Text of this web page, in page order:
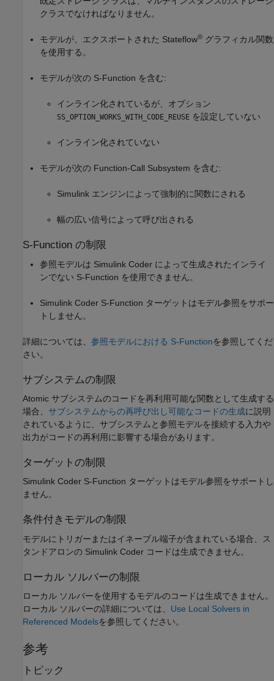
クラスでなければなりません。
モデルが、エクスポートされた Stateflow® グラフィカル関数
を使用する。
モデルが次の S-Function を含む:
インライン化されているが、オプション
SS_OPTION_WORKS_WITH_CODE_REUSE を設定していない
インライン化されていない
モデルが次の Function-Call Subsystem を含む:
Simulink エンジンによって強制的に関数にされる
幅の広い信号によって呼び出される
S-Function の制限
参照モデルは Simulink Coder によって生成されたインライ
ンでない S-Function を使用できません。
Simulink Coder S-Function ターゲットはモデル参照をサポー
トしません。
詳細については、 参照モデルにおける S-Functionを参照してくだ
さい。
サブシステムの制限
Atomic サブシステムのコードを再利用可能な関数として生成する
場合、 サブシステムからの再呼び出し可能なコードの生成に説明
されているように、サブシステムと参照モデルを接続する入力や
出力がコードの再利用に影響する場合があります。
ターゲットの制限
Simulink Coder S-Function ターゲットはモデル参照をサポートし
ません。
条件付きモデルの制限
モデルにトリガーまたはイネーブル端子が含まれている場合、ス
タンドアロンの Simulink Coder コードは生成できません。
ローカル ソルバーの制限
ローカル ソルバーを使用するモデルのコードは生成できません。
ローカル ソルバーの詳細については、 Use Local Solvers in
Referenced Modelsを参照してください。
参考
トピック